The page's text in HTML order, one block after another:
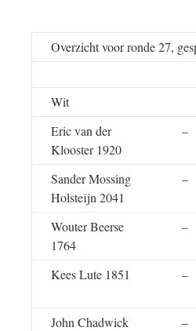
Overzicht voor ronde 27,
Wit
Eric van der
Klooster 1920
–
Sander Mossing
Holsteijn 2041
–
Wouter Beerse
1764
–
Kees Lute 1851
–
John Chadwick
–